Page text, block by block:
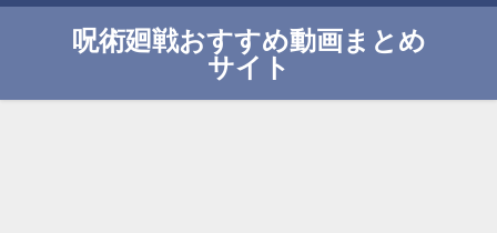
呪術廻戦おすすめ動画まとめ
サイト